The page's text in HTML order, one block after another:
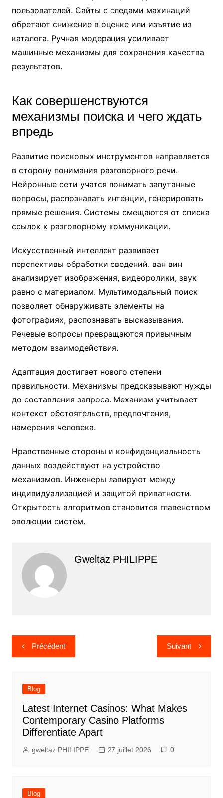
пользователей. Сайты с следами махинаций
обретают снижение в оценке или изъятие из
каталога. Ручная модерация усиливает
машинные механизмы для сохранения качества
результатов.
Как совершенствуются
механизмы поиска и чего ждать
впредь
Развитие поисковых инструментов направляется
в сторону понимания разговорного речи.
Нейронные сети учатся понимать запутанные
вопросы, распознавать интенции, генерировать
прямые решения. Системы смещаются от списка
ссылок к разговорному коммуникации.
Искусственный интеллект развивает
перспективы обработки сведений. ван вин
анализирует изображения, видеоролики, звук
равно с материалом. Мультимодальный поиск
позволяет обнаруживать элементы на
фотографиях, распознавать высказывания.
Речевые вопросы превращаются привычным
методом взаимодействия.
Адаптация достигает нового степени
правильности. Механизмы предсказывают нужды
до составления запроса. Механизм учитывает
контекст обстоятельств, предпочтения,
намерения человека.
Нравственные стороны и конфиденциальность
данных воздействуют на устройство
механизмов. Инженеры лавируют между
индивидуализацией и защитой приватности.
Открытость алгоритмов становится главенством
эволюции систем.
Gweltaz PHILIPPE
Navigation
de
Précédent Suivant
Blog
Latest Internet Casinos: What Makes
Contemporary Casino Platforms
Differentiate Apart
gweltaz PHILIPPE 27 juillet 2026 0
Blog